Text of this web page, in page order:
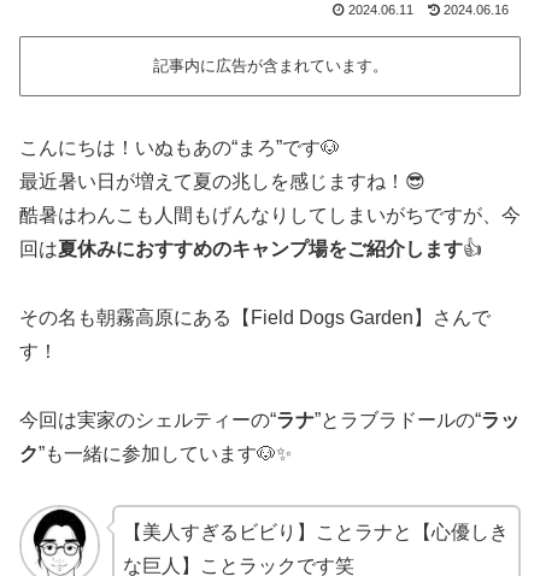
2024.06.11 2024.06.16
記事内に広告が含まれています。
こんにちは！いぬもあの“まろ”です🐶
最近暑い日が増えて夏の兆しを感じますね！😎
酷暑はわんこも人間もげんなりしてしまいがちですが、今
回は夏休みにおすすめのキャンプ場をご紹介します👍
その名も朝霧高原にある【Field Dogs Garden】さんで
す！
今回は実家のシェルティーの“ラナ”とラブラドールの“ラッ
ク”も一緒に参加しています🐶✨
【美人すぎるビビり】ことラナと【心優しき
な巨人】ことラックです笑